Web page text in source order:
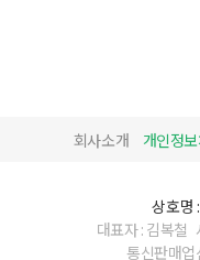
회사소개 개인정
상호명
대표자 : 김복철
통신판매